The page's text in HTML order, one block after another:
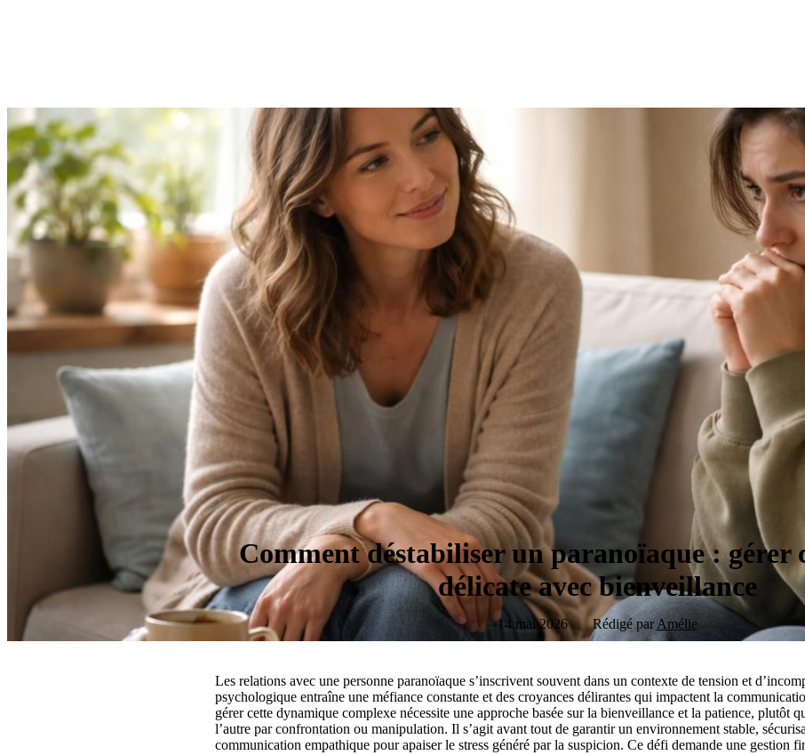
Comment déstabiliser un paranoïaque : gérer
délicate avec bienveillance
14 mai 2026 Rédigé par Amélie
Les relations avec une personne paranoïaque s’inscrivent souvent dans un contexte de tension et
psychologique entraîne une méfiance constante et des croyances délirantes qui impactent la
gérer cette dynamique complexe nécessite une approche basée sur la bienveillance et la patience, plutôt
l’autre par confrontation ou manipulation. Il s’agit avant tout de garantir un environnement stable,
communication empathique pour apaiser le stress généré par la suspicion. Ce défi demande une gestion